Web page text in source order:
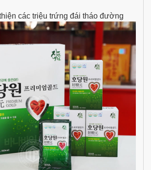
các triệu trứng đái tháo đường